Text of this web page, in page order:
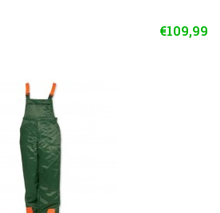
€109,99